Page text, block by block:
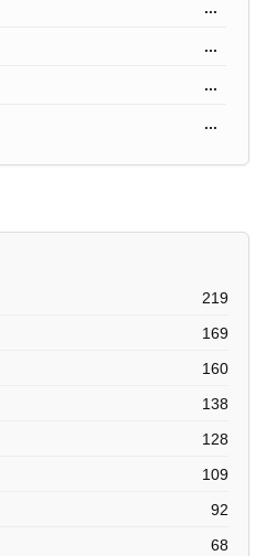
...
...
...
...
219
169
160
138
128
109
92
68